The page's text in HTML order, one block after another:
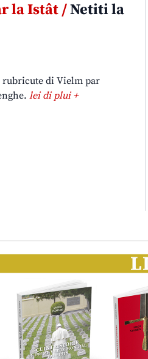
la Istât /Netiti la
di Vielm par
lei di plui +